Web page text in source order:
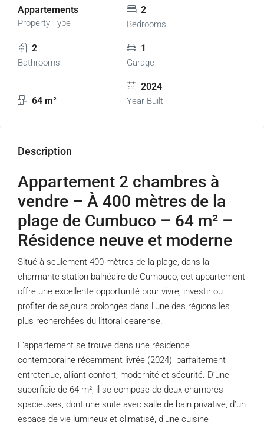
Appartements
Property Type
2
Bedrooms
2
Bathrooms
1
Garage
64 m²
2024
Year Built
Description
Appartement 2 chambres à
vendre – À 400 mètres de la
plage de Cumbuco – 64 m² –
Résidence neuve et moderne
Situé à seulement 400 mètres de la plage, dans la
charmante station balnéaire de Cumbuco, cet appartement
offre une excellente opportunité pour vivre, investir ou
profiter de séjours prolongés dans l’une des régions les
plus recherchées du littoral cearense.
L’appartement se trouve dans une résidence
contemporaine récemment livrée (2024), parfaitement
entretenue, alliant confort, modernité et sécurité. D’une
superficie de 64 m², il se compose de deux chambres
spacieuses, dont une suite avec salle de bain privative, d’un
espace de vie lumineux et climatisé, d’une cuisine